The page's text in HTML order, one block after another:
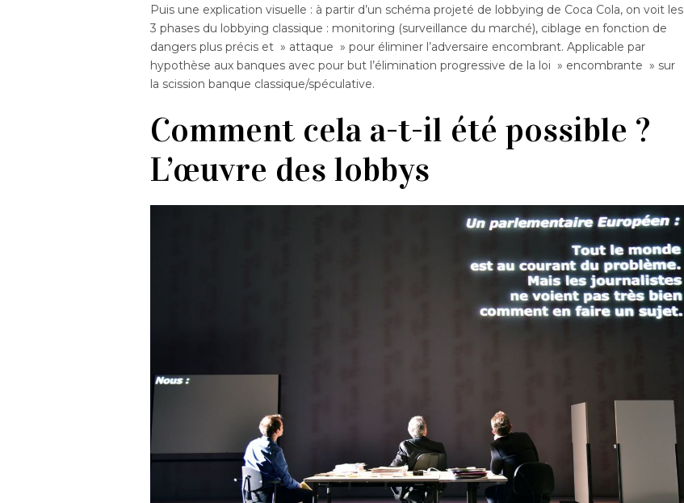
Puis une explication visuelle : à partir d’un schéma projeté de lobbying de Coca Cola, on voit les
3 phases du lobbying classique : monitoring (surveillance du marché), ciblage en fonction de
dangers plus précis et » attaque » pour éliminer l’adversaire encombrant. Applicable par
hypothèse aux banques avec pour but l’élimination progressive de la loi » encombrante » sur
la scission banque classique/spéculative.
Comment cela a-t-il été possible ?
L’œuvre des lobbys